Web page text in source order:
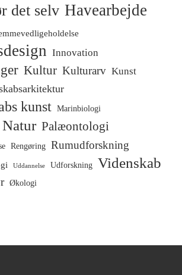
det selv Havearbejde
Innovation
Kultur Kulturarv Kunst
kunst Marinbiologi
Natur Palæontologi
Rengøring Rumudforskning
Uddannelse Udforskning Videnskab
Økologi